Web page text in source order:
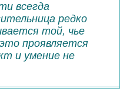
всегда
редко
той, чье
проявляется
и умение не